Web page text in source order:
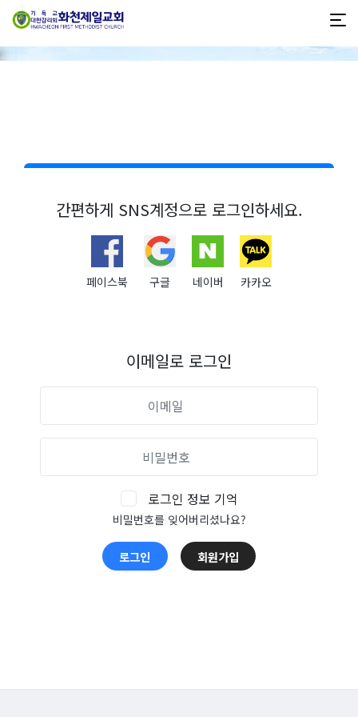
간편하게 SNS계정으로 로그인하세요.
페이스북 구글 네이버 카카오
이메일로 로그인
로그인 정보 기억
비밀번호를 잊어버리셨나요?
로그인 회원가입